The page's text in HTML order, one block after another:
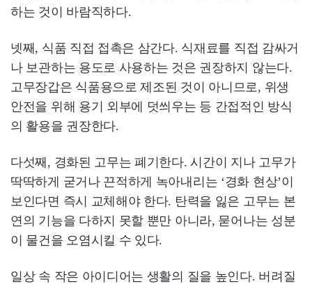
하는 것이 바람직하다.
넷째, 식품 직접 접촉은 삼간다. 식재료를 직접 감싸거
나 보관하는 용도로 사용하는 것은 권장하지 않는다.
고무장갑은 식품용으로 제조된 것이 아니므로, 위생
안전을 위해 용기 외부에 덧씌우는 등 간접적인 방식
의 활용을 권장한다.
다섯째, 경화된 고무는 폐기한다. 시간이 지나 고무가
딱딱하게 굳거나 끈적하게 녹아내리는 ‘경화 현상’이
보인다면 즉시 교체해야 한다. 탄력을 잃은 고무는 본
연의 기능을 다하지 못할 뿐만 아니라, 묻어나는 성분
이 물건을 오염시킬 수 있다.
일상 속 작은 아이디어는 생활의 질을 높인다. 버려질